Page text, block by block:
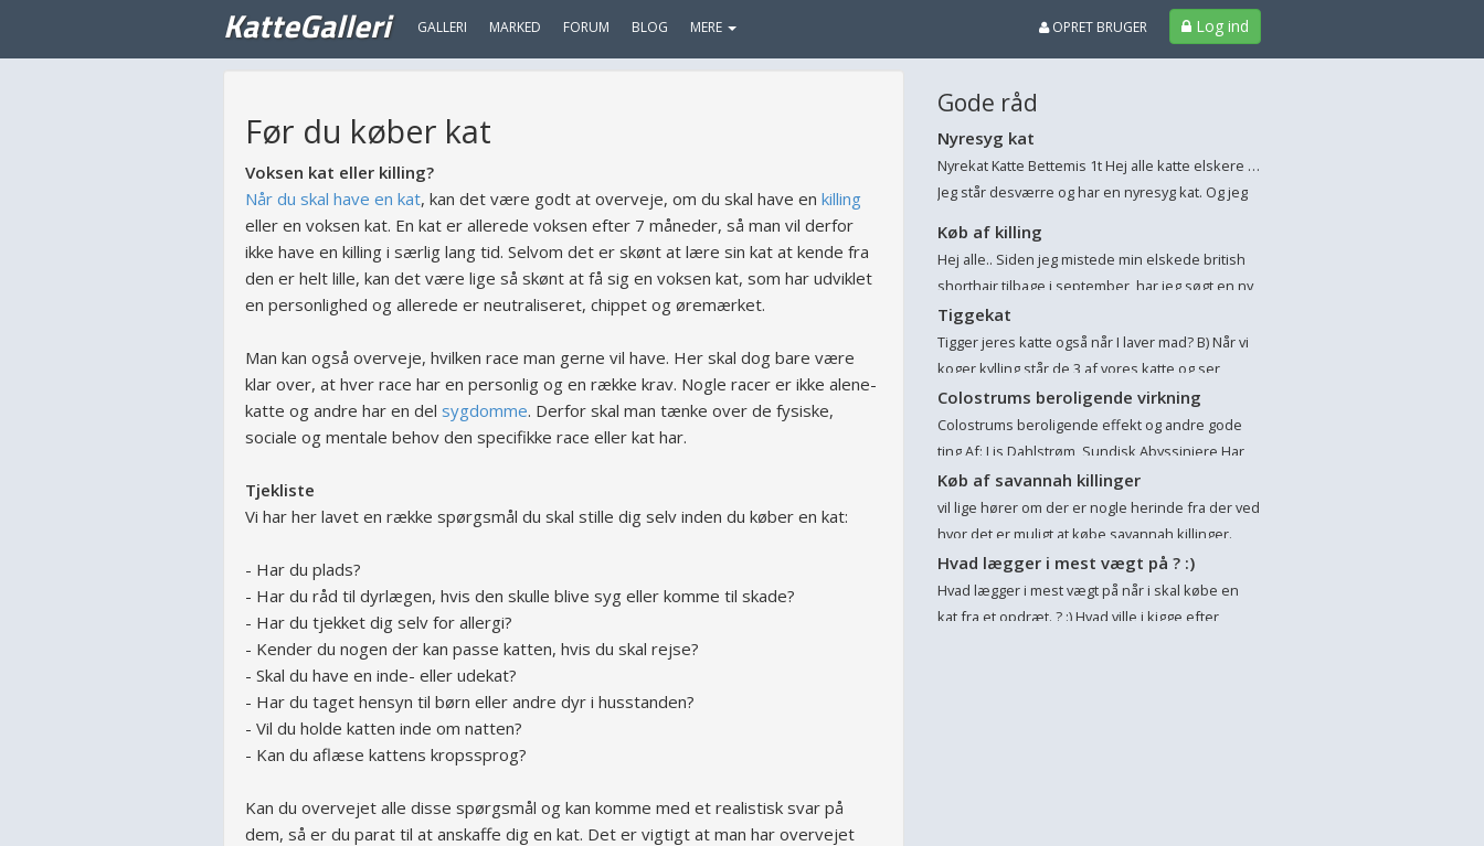
KatteGalleri GALLERI MARKED FORUM BLOG MERE Log ind
OPRET BRUGER
Før du køber kat
Voksen kat eller killing?
Når du skal have en kat, kan det være godt at overveje, om du skal have en killing
eller en voksen kat. En kat er allerede voksen efter 7 måneder, så man vil derfor
ikke have en killing i særlig lang tid. Selvom det er skønt at lære sin kat at kende fra
den er helt lille, kan det være lige så skønt at få sig en voksen kat, som har udviklet
en personlighed og allerede er neutraliseret, chippet og øremærket.
Man kan også overveje, hvilken race man gerne vil have. Her skal dog bare være
klar over, at hver race har en personlig og en række krav. Nogle racer er ikke alene-
katte og andre har en del sygdomme. Derfor skal man tænke over de fysiske,
sociale og mentale behov den specifikke race eller kat har.
Tjekliste
Vi har her lavet en række spørgsmål du skal stille dig selv inden du køber en kat:
- Har du plads?
- Har du råd til dyrlægen, hvis den skulle blive syg eller komme til skade?
- Har du tjekket dig selv for allergi?
- Kender du nogen der kan passe katten, hvis du skal rejse?
- Skal du have en inde- eller udekat?
- Har du taget hensyn til børn eller andre dyr i husstanden?
- Vil du holde katten inde om natten?
- Kan du aflæse kattens kropssprog?
Kan du overvejet alle disse spørgsmål og kan komme med et realistisk svar på
dem, så er du parat til at anskaffe dig en kat. Det er vigtigt at man har overvejet
Gode råd
Nyresyg kat
Nyrekat Katte Bettemis 1t Hej alle katte elskere …
Jeg står desværre og har en nyresyg kat. Og jeg
har snakket med 2 forskellige dyrelæger da...
Køb af killing
Hej alle.. Siden jeg mistede min elskede british
shorthair tilbage i september, har jeg søgt en ny
lille kat. Men jeg synes godt nok det er noget
nær umuligt at finde den rette kat. Jeg kan k...
Tiggekat
Tigger jeres katte også når I laver mad? B) Når vi
koger kylling står de 3 af vores katte og ser
uskyldige ud og siger; ”giv os noget kylling”. De
starter tiggeriet når de lugter kyllingen fra gry...
Colostrums beroligende virkning
Colostrums beroligende effekt og andre gode
ting Af: Lis Dahlstrøm, Sundisk Abyssiniere Har
rigtig god erfaring med at Colostrum har en
beroligende effekt. Colostrum er råmælk fra ko -
taget ...
Køb af savannah killinger
vil lige hører om der er nogle herinde fra der ved
hvor det er muligt at købe savannah killinger.
indtil videre kender vi godt savannahkat.dk
håber nogle kan hjælpe da vi er meget
intresseret i...
Hvad lægger i mest vægt på ? :)
Hvad lægger i mest vægt på når i skal købe en
kat fra et opdræt. ? :) Hvad ville i kigge efter